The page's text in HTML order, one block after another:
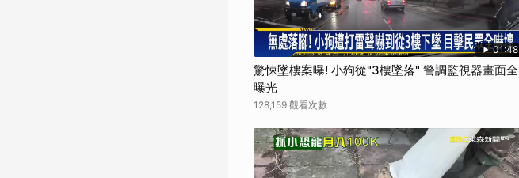
01:48
驚悚墜樓案曝! 小狗從"3樓墜落" 警調監視器畫面全
曝光
128,159 觀看次數